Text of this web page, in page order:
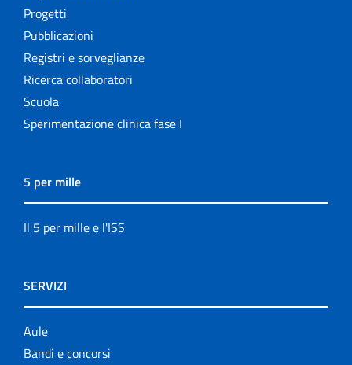
Progetti
Pubblicazioni
Registri e sorveglianze
Ricerca collaboratori
Scuola
Sperimentazione clinica fase I
5 per mille
Il 5 per mille e l'ISS
SERVIZI
Aule
Bandi e concorsi